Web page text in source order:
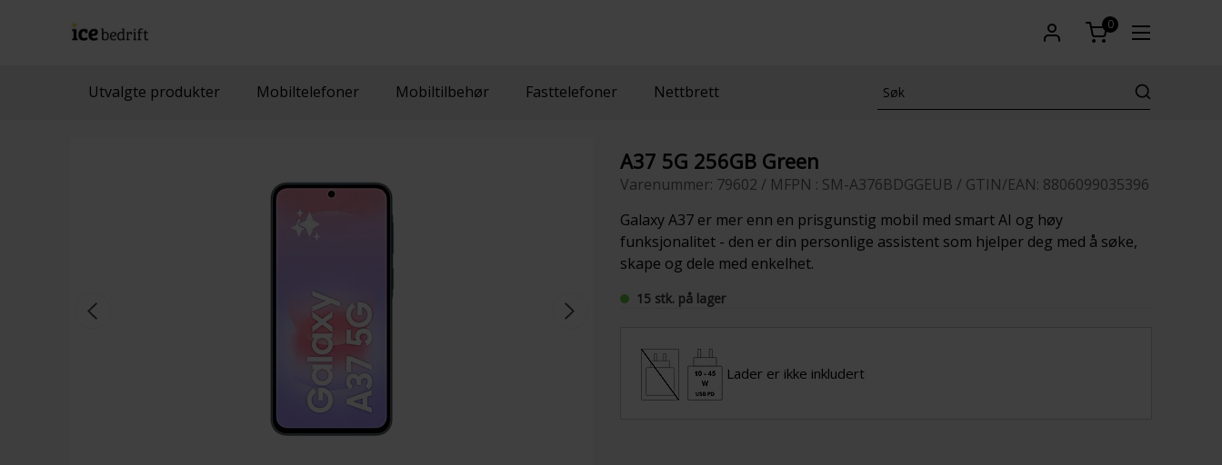
0
Utvalgte produkter Mobiltelefoner Mobiltilbehør Fasttelefoner Nettbrett
A37 5G 256GB Green
Varenummer: 79602 / MFPN : SM-A376BDGGEUB / GTIN/EAN: 8806099035396
Galaxy A37 er mer enn en prisgunstig mobil med smart AI og høy
funksjonalitet - den er din personlige assistent som hjelper deg med å søke,
skape og dele med enkelhet.
15 stk. på lager
Lader er ikke inkludert